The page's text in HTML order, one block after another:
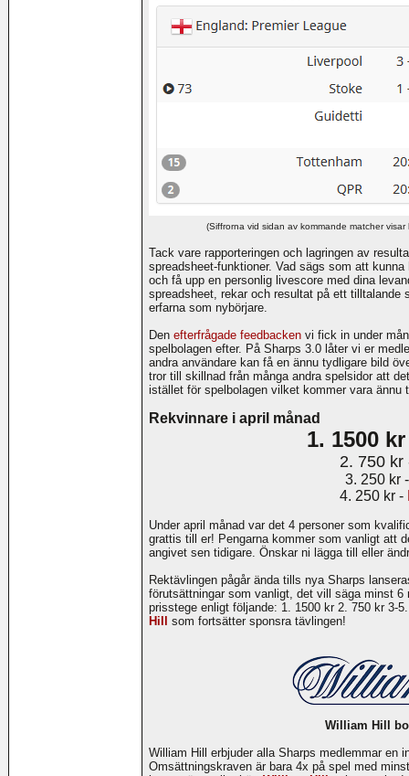
(Siffrorna vid sidan av kommande matcher
Tack vare rapporteringen och lagringen av
spreadsheet-funktioner. Vad sägs som att
och få upp en personlig livescore med dina
spreadsheet, rekar och resultat på ett
erfarna som nybörjare.
Den efterfrågade feedbacken vi fick in under
spelbolagen efter. På Sharps 3.0 låter vi er
andra användare kan få en ännu tydligare bild
tror till skillnad från många andra spelsidor att
istället för spelbolagen vilket kommer vara ännu
Rekvinnare i april månad
1. 1500
2. 750
3. 250 kr
4. 250 kr -
Under april månad var det 4 personer som
grattis till er! Pengarna kommer som vanligt att
angivet sen tidigare. Önskar ni lägga till eller
Rektävlingen pågår ända tills nya Sharps
förutsättningar som vanligt, det vill säga minst
prisstege enligt följande: 1. 1500 kr 2. 750 kr 3-
Hill
som fortsätter sponsra tävlingen!
William Hill
William Hill erbjuder alla Sharps medlemmar en
Omsättningskraven är bara 4x på spel med